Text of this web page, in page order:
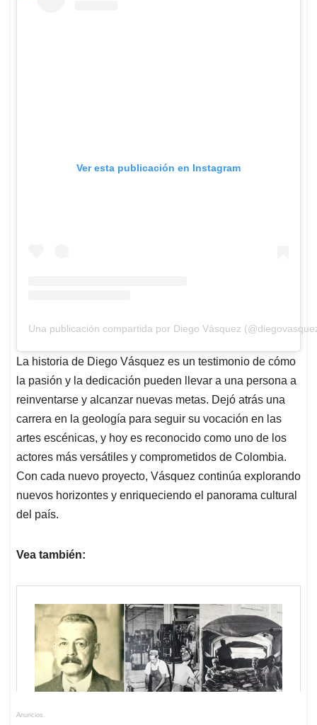
Ver esta publicación en Instagram
Una publicación compartida por Diego Vásquez
La historia de Diego Vásquez es un testimonio de cómo
la pasión y la dedicación pueden llevar a una persona a
reinventarse y alcanzar nuevas metas. Dejó atrás una
carrera en la geología para seguir su vocación en las
artes escénicas, y hoy es reconocido como uno de los
actores más versátiles y comprometidos de Colombia.
Con cada nuevo proyecto, Vásquez continúa explorando
nuevos horizontes y enriqueciendo el panorama cultural
del país.​
Vea también:
Anuncios.